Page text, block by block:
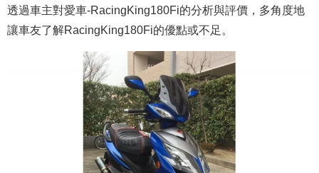
透過車主對愛車-RacingKing180Fi的分析與評價，多角度地
讓車友了解RacingKing180Fi的優點或不足。